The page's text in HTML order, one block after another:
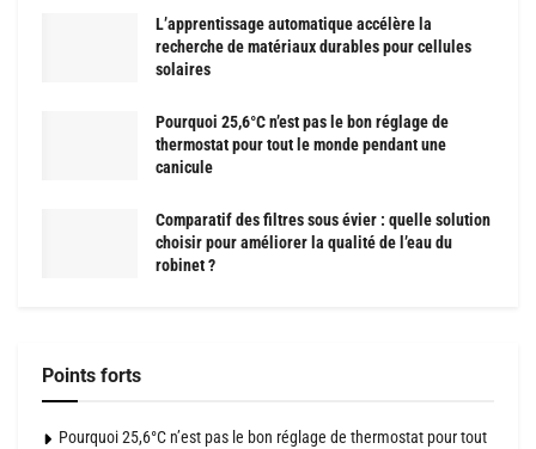
L’apprentissage automatique accélère la
recherche de matériaux durables pour cellules
solaires
Pourquoi 25,6°C n’est pas le bon réglage de
thermostat pour tout le monde pendant une
canicule
Comparatif des filtres sous évier : quelle solution
choisir pour améliorer la qualité de l’eau du
robinet ?
Points forts
Pourquoi 25,6°C n’est pas le bon réglage de thermostat pour tout